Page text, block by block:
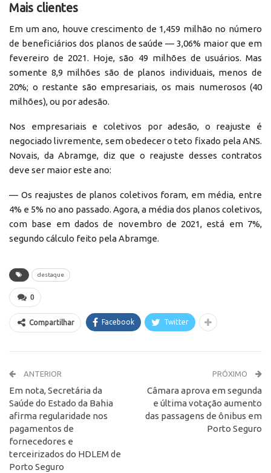
Mais clientes
Em um ano, houve crescimento de 1,459 milhão no número
de beneficiários dos planos de saúde — 3,06% maior que em
fevereiro de 2021. Hoje, são 49 milhões de usuários. Mas
somente 8,9 milhões são de planos individuais, menos de
20%; o restante são empresariais, os mais numerosos (40
milhões), ou por adesão.
Nos empresariais e coletivos por adesão, o reajuste é
negociado livremente, sem obedecer o teto fixado pela ANS.
Novais, da Abramge, diz que o reajuste desses contratos
deve ser maior este ano:
— Os reajustes de planos coletivos foram, em média, entre
4% e 5% no ano passado. Agora, a média dos planos coletivos,
com base em dados de novembro de 2021, está em 7%,
segundo cálculo feito pela Abramge.
destaque
0
Compartilhar Facebook Twitter
ANTERIOR
Em nota, Secretária da
Saúde do Estado da Bahia
afirma regularidade nos
pagamentos de
fornecedores e
terceirizados do HDLEM de
Porto Seguro
PRÓXIMO
Câmara aprova em segunda
e última votação aumento
das passagens de ônibus em
Porto Seguro